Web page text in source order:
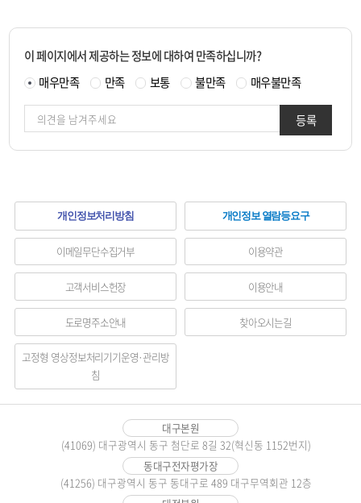
이 페이지에서 제공하는 정보에 대하여 만족하십니까?
매우만족
만족 보통 불만족 매우불만족
등록
하
단
메
뉴
개인정보처리방침 개인정보 열람등요구
이메일무단수집거부 이용약관
고객서비스헌장 이용안내
도로명주소안내 찾아오시는길
고정형 영상정보처리기기운영·관리방
침
대구본원
(41069) 대구광역시 동구 첨단로 8길 32(혁신동 1152번지)
동대구전자평가장
(41256) 대구광역시 동구 동대구로 489 대구무역회관 12층